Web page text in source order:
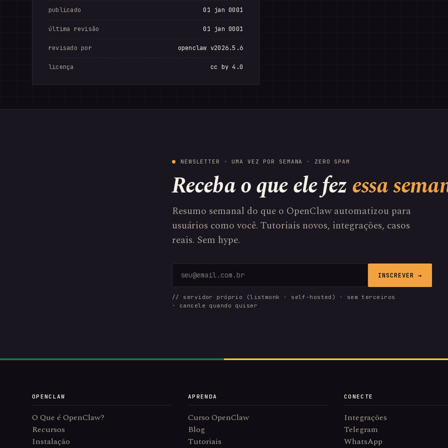
publicado 01 jan 0001
última revisão 01 jan 0001
revisado por openclaw v2026.5.6
licença cc by 4.0
NEWSLETTER · UMA VEZ POR SEMANA · ZERO SPAM
Receba o que ele fezessa
Resumo semanal do que o OpenClaw automatizou para
usuários como você. Tutoriais novos, integrações, casos
reais. Sem hype.
INSCREVER →
// servidor próprio (listmonk · self-hosted) · sem terceiros
· cancele quando quiser
OPENCLAW
O Que é OpenClaw?
Recursos
Instalação
APRENDA
Curso OpenClaw
Blog
Tutoriais
CONECTE
Integrações
Telegram
WhatsApp